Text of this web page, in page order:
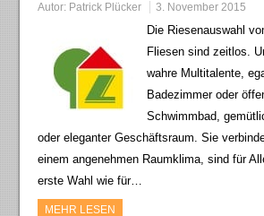
Autor: Patrick Plücker 3. November 2015
Die Riesenauswahl
Fliesen sind zeitlos.
wahre Multitalente,
Badezimmer oder
Schwimmbad,
oder eleganter Geschäftsraum. Sie
einem angenehmen Raumklima, sind für
erste Wahl wie für…
MEHR LESEN